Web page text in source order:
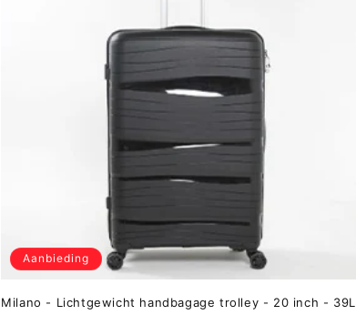
Aanbieding
Milano - Lichtgewicht handbagage trolley - 20 inch - 39L